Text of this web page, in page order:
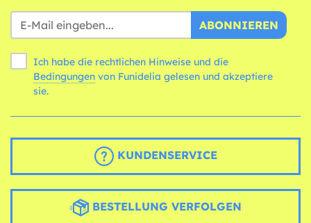
ABONNIEREN
Ich habe die rechtlichen Hinweise und die
Bedingungen
sie.
KUNDENSERVICE
BESTELLUNG VERFOLGEN